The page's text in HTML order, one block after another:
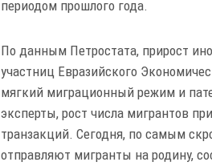
периодом прошлого года.
По данным Петростата, прирост
участниц Евразийского
мягкий миграционный режим и
эксперты, рост числа мигрантов
транзакций. Сегодня, по самым
отправляют мигранты на родину,